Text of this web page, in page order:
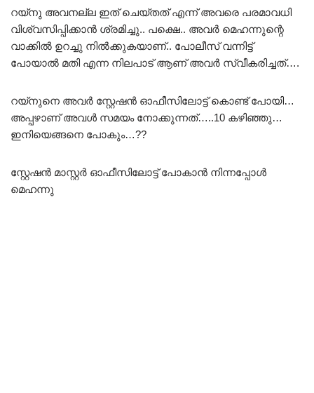
റയ്നു അവനല്ല ഇത് ചെയ്തത് എന്ന് അവരെ പരമാവധി
വിശ്വസിപ്പിക്കാൻ ശ്രമിച്ചു.. പക്ഷെ.. അവർ മെഹന്നുന്റെ
വാക്കിൽ ഉറച്ചു നിൽക്കുകയാണ്.. പോലീസ് വന്നിട്ട്
പോയാൽ മതി എന്ന നിലപാട് ആണ് അവർ സ്വീകരിച്ചത്….
റയ്നുനെ അവർ സ്റ്റേഷൻ ഓഫീസിലോട്ട് കൊണ്ട് പോയി…
അപ്പഴാണ് അവൾ സമയം നോക്കുന്നത്…..10 കഴിഞ്ഞു…
ഇനിയെങ്ങനെ പോകും…??
സ്റ്റേഷൻ മാസ്റ്റർ ഓഫീസിലോട്ട് പോകാൻ നിന്നപ്പോൾ
മെഹന്നു